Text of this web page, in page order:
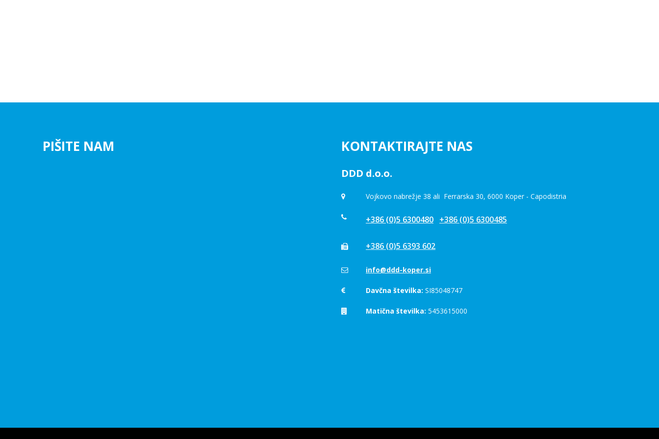
PIŠITE NAM KONTAKTIRAJTE NAS
DDD d.o.o.
Vojkovo nabrežje 38 ali Ferrarska 30, 6000 Koper - Capodistria
+386 (0)5 6300480 +386 (0)5 6300485
+386 (0)5 6393 602
info@ddd-koper.si
Davčna številka: SI85048747
Matična številka: 5453615000